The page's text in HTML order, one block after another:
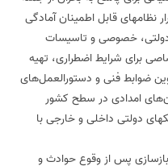
نظامهای قابل اطمینان آمادگی
خصوصی و تاسیسات
برای شرایط اضطراری، تهیه
ضوابط فنی و دستورالعمل‌های
امدادی در سطح کشور
دولتی داخلی و خارجی با
بازسازی پس از وقوع حوادث و